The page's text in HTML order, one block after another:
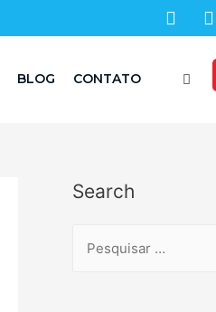
BLOG CONTATO
Search